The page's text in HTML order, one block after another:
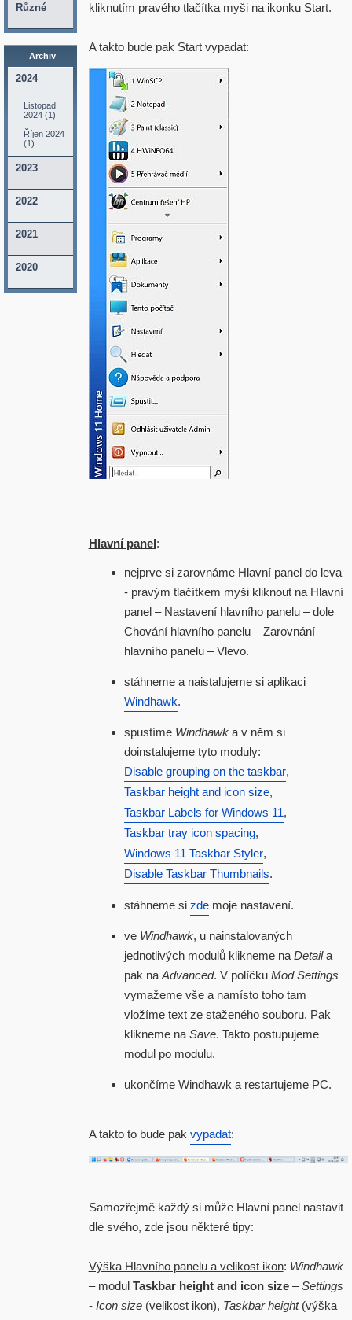
Různé
Archiv
2024
Listopad
2024 (1)
Říjen 2024
(1)
2023
2022
2021
2020
kliknutím pravéhotlačítka myši na ikonku Start.
A takto bude pak Start vypadat:
Hlavní panel:
nejprve si zarovnáme Hlavní panel do leva
- pravým tlačítkem myši kliknout na Hlavní
panel – Nastavení hlavního panelu – dole
Chování hlavního panelu – Zarovnání
hlavního panelu – Vlevo.
stáhneme a naistalujeme si aplikaci
Windhawk.
spustíme Windhawka v něm si
doinstalujeme tyto moduly:
Disable grouping on the taskbar,
Taskbar height and icon size,
Taskbar Labels for Windows 11,
Taskbar tray icon spacing,
Windows 11 Taskbar Styler,
Disable Taskbar Thumbnails.
stáhneme si zdemoje nastavení.
ve Windhawk, u nainstalovaných
jednotlivých modulů klikneme na Detaila
pak na Advanced. V políčku Mod Settings
vymažeme vše a namísto toho tam
vložíme text ze staženého souboru. Pak
klikneme na Save. Takto postupujeme
modul po modulu.
ukončíme Windhawk a restartujeme PC.
A takto to bude pak vypadat:
Samozřejmě každý si může Hlavní panel nastavit
dle svého, zde jsou některé tipy:
Výška Hlavního panelu a velikost ikon: Windhawk
– modul Taskbar height and icon size–Settings
- Icon size(velikost ikon), Taskbar height(výška